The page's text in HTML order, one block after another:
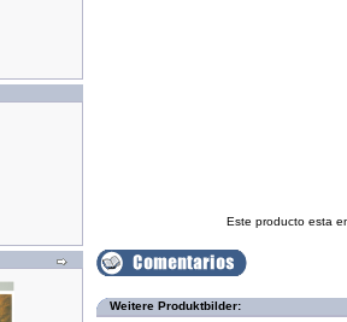
Este producto esta
Weitere Produktbilder: